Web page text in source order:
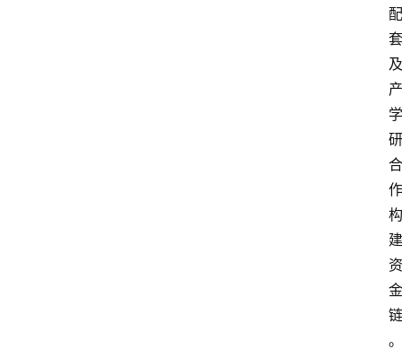
配
套
及
产
学
研
合
作
构
建
资
金
链
。